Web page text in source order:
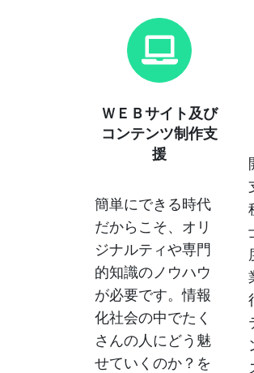
ＷＥＢサイト及び
コンテンツ制作支
援
簡単にできる時代
だからこそ、オリ
ジナルティや専門
的知識のノウハウ
が必要です。情報
化社会の中でたく
さんの人にどう魅
せていくのか？を